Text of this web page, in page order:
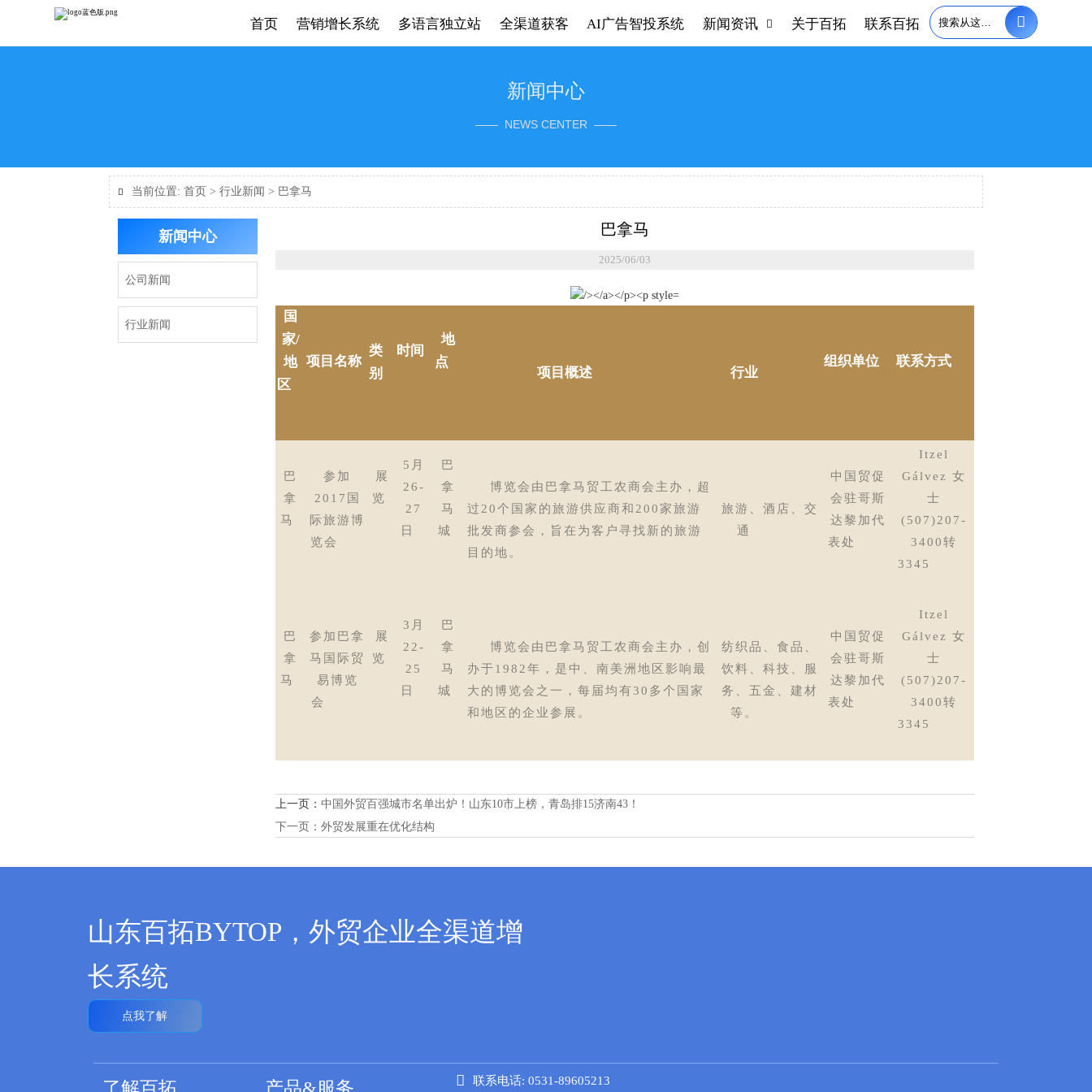
首页 营销增长系统 多语言独立站 全渠道获客 AI广告智投系统 新闻资讯  关于百拓 联系百拓 
新闻中心
—— NEWS CENTER ——
 当前位置:首页 >行业新闻 > 巴拿马
新闻中心
公司新闻
行业新闻
巴拿马
2025/06/03
国
家/
地
区
项目名称
类
别
时间
地
点
项目概述 行业
组织单位 联系方式
巴
拿
马
参加
2017国
际旅游博
览会
展
览
5月
26-
27
日
巴
拿
马
城
博览会由巴拿马贸工农商会主办，超
过20个国家的旅游供应商和200家旅游
批发商参会，旨在为客户寻找新的旅游
目的地。
旅游、酒店、交
通
中国贸促
会驻哥斯
达黎加代
表处
Itzel
Gálvez 女
士
(507)207-
3400转
3345
巴
拿
马
参加巴拿
马国际贸
易博览
会
展
览
3月
22-
25
日
巴
拿
马
城
博览会由巴拿马贸工农商会主办，创
办于1982年，是中、南美洲地区影响最
大的博览会之一，每届均有30多个国家
和地区的企业参展。
纺织品、食品、
饮料、科技、服
务、五金、建材
等。
中国贸促
会驻哥斯
达黎加代
表处
Itzel
Gálvez 女
士
(507)207-
3400转
3345
上一页： 中国外贸百强城市名单出炉！山东10市上榜，青岛排15济南43！
下一页： 外贸发展重在优化结构
山东百拓BYTOP，外贸企业全渠道增
长系统
点我了解
 联系电话: 0531-89605213